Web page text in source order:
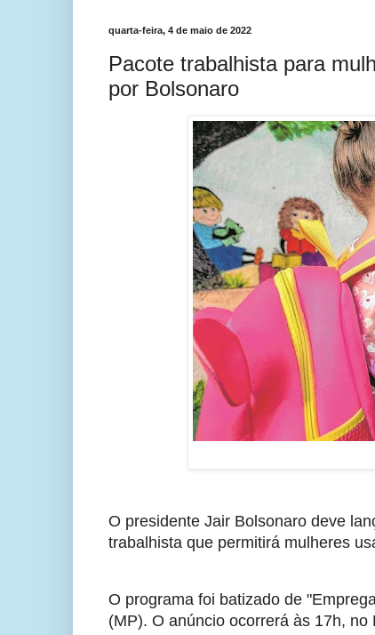
quarta-feira, 4 de maio de 2022
Pacote trabalhista para
por Bolsonaro
O presidente Jair Bolsonaro deve
trabalhista que permitirá mulheres
O programa foi batizado de
(MP). O anúncio ocorrerá às 17h,